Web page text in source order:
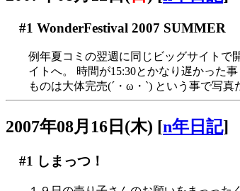
#1 WonderFestival 2007 SUMMER
例年夏コミの翌週に同じビッグサイトで
イトへ。 時間が15:30とかなり遅かった
ものは大体完売(´・ω・`) という事で写
2007年08月16日(木) [n年日記]
#1 しまっつ！